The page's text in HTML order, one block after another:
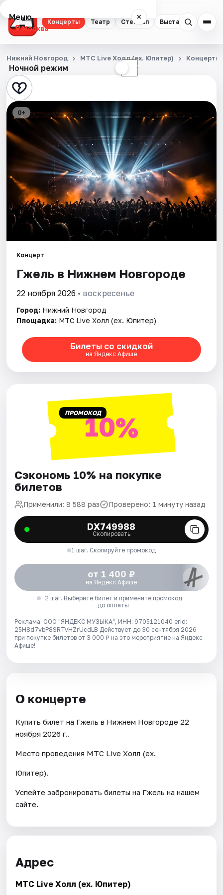
Концерты Театр Стендап Выставки
Меню ×
Москва
Концерты
Театр
Стендап
Выставки
Квесты
Экскурсии
Спорт
События
Площадки
Артисты
Рейтинги
Ночной режим ☾
Нижний Новгород МТС Live Холл (ex. Юпитер) Концерты
0+
Концерт
Гжель в Нижнем Новгороде
22 ноября 2026 • воскресенье
Город: Нижний Новгород
Площадка: МТС Live Холл (ex. Юпитер)
Билеты со скидкой
на Яндекс Афише
ПРОМОКОД10%
Сэкономь 10% на покупке
билетов
Применили: 8 588 раз Проверено: 1 минуту назад
DX749988
Скопировать
1 шаг. Скопируйте промокод
от 1 400 ₽
на Яндекс Афише
2 шаг. Выберите билет и примените промокод
до оплаты
Реклама. ООО "ЯНДЕКС МУЗЫКА", ИНН: 9705121040 erid:
25H8d7vbP8SRTvHZrUcdLB Действует до 30 сентября 2026
при покупке билетов от 3 000 ₽ на это мероприятие на Яндекс
Афише!
О концерте
Купить билет на Гжель в Нижнем Новгороде 22
ноября 2026 г..
Место проведения МТС Live Холл (ex.
Юпитер).
Успейте забронировать билеты на Гжель на нашем
сайте.
Адрес
МТС Live Холл (ex. Юпитер)